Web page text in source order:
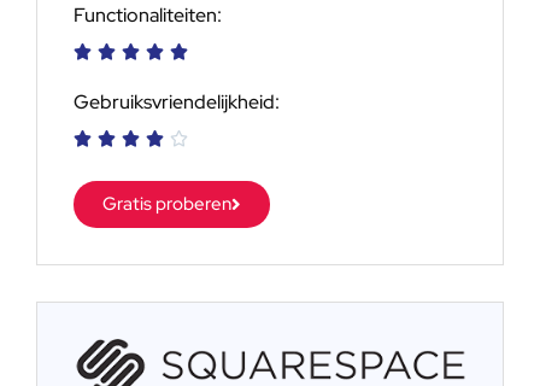
Functionaliteiten:
    
Gebruiksvriendelijkheid:
    
Gratis proberen